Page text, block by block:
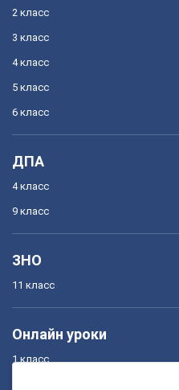
2 класс
3 класс
4 класс
5 класс
6 класс
ДПА
4 класс
9 класс
ЗНО
11 класс
Онлайн уроки
1 класс